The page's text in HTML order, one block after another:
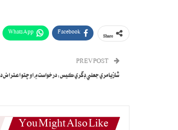
Facebook
WhatsApp
شازيا مري جعلي ڊگري ڪيس: درخواست ۾ اوچتو اعتراض
You Might Also Like